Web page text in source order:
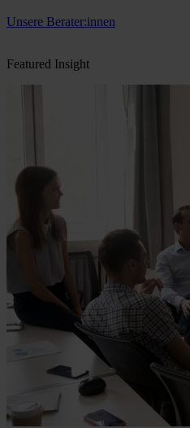
Unsere Berater:innen
Featured Insight